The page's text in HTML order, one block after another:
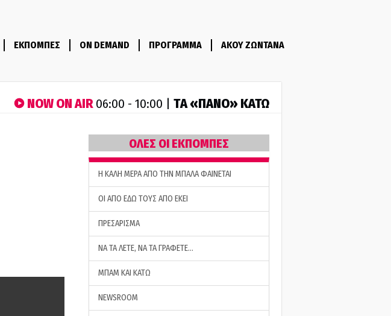
ΕΚΠΟΜΠΕΣ ON DEMAND ΠΡΟΓΡΑΜΜΑ ΑΚΟΥ ΖΩΝΤΑΝΑ
NOW ON AIR06:00 - 10:00 | ΤA «ΠΑΝΟ» ΚΑΤΩ
ΟΛΕΣ ΟΙ ΕΚΠΟΜΠΕΣ
H ΚΑΛΗ ΜΕΡΑ ΑΠΟ ΤΗΝ ΜΠΑΛΑ ΦΑΙΝΕΤΑΙ
ΟΙ ΑΠΟ ΕΔΩ ΤΟΥΣ ΑΠΟ ΕΚΕΙ
ΠΡΕΣΑΡΙΣΜΑ
ΝΑ ΤΑ ΛΕΤΕ, ΝΑ ΤΑ ΓΡΑΦΕΤΕ…
ΜΠΑΜ ΚΑΙ ΚΑΤΩ
NEWSROOM